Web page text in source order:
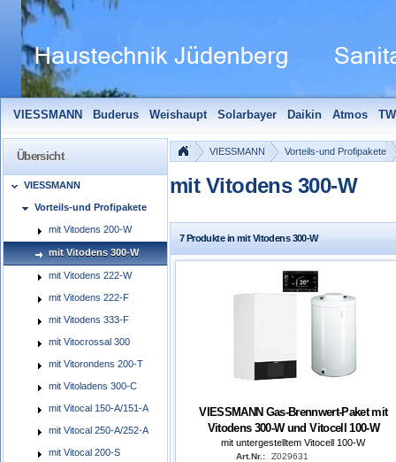
VIESSMANN Buderus Weishaupt Solarbayer Daikin Atmos
Solarfocus
Wolf Pelletmaulwurf + Zubehör Edle Badheizkörper
Übersicht
VIESSMANN
Vorteils-und Profipakete
mit Vitodens 200-W
mit Vitodens 300-W
mit Vitodens 222-W
mit Vitodens 222-F
mit Vitodens 333-F
mit Vitocrossal 300
mit Vitorondens 200-T
mit Vitoladens 300-C
mit Vitocal 150-A/151-A
mit Vitocal 250-A/252-A
mit Vitocal 200-S
VIESSMANN Vorteils-und Profipakete
mit Vitodens 300-W
7 Produkte in mit Vitodens 300-W
VIESSMANN Gas-Brennwert-Paket mit
Vitodens 300-W und Vitocell 100-W
mit untergestelltem Vitocell 100-W
Art.Nr.: Z029631